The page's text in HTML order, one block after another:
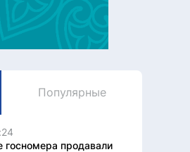
Популярные
госномера продавали